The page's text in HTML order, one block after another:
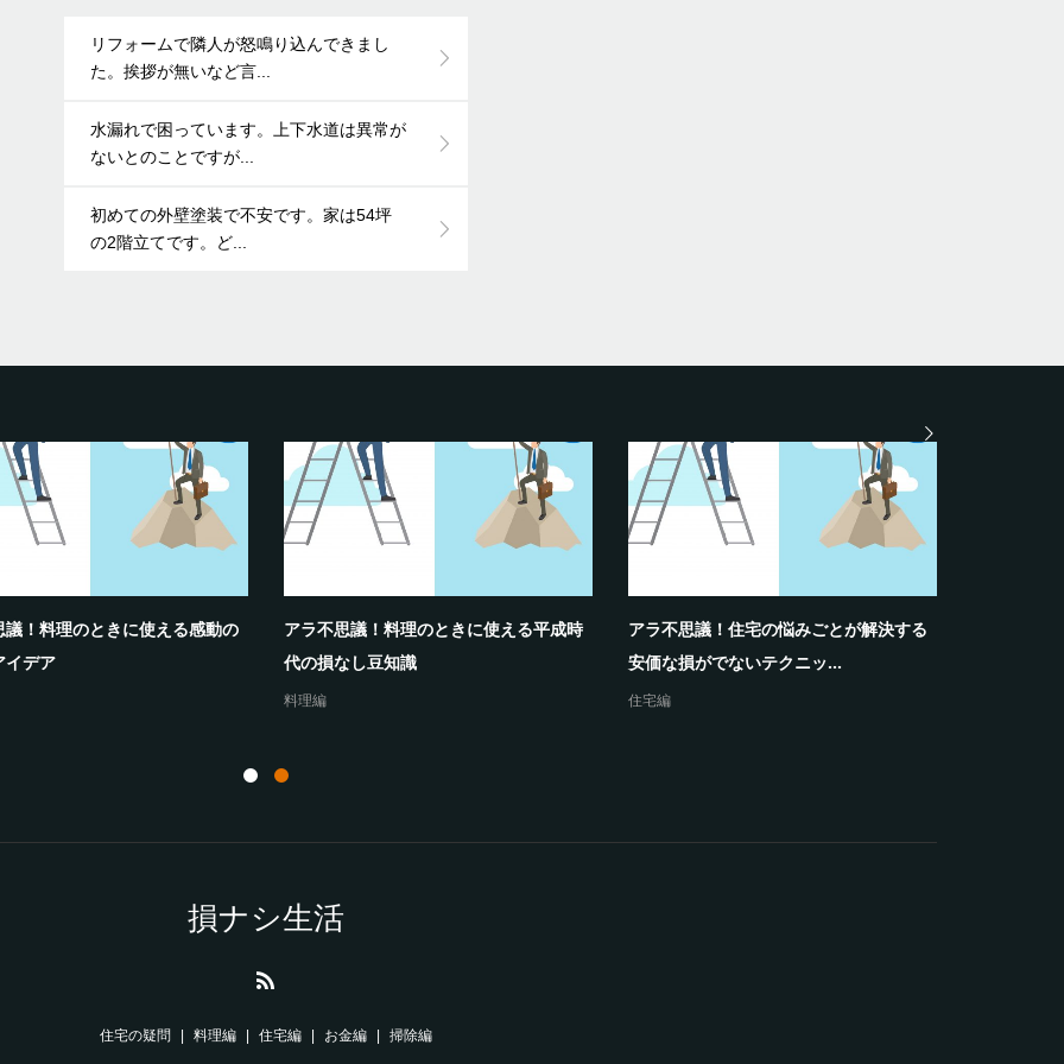
リフォームで隣人が怒鳴り込んできまし
た。挨拶が無いなど言...
水漏れで困っています。上下水道は異常が
ないとのことですが...
初めての外壁塗装で不安です。家は54坪
の2階立てです。ど...
議！料理のときに使える感動の
イデア
アラ不思議！料理のときに使える平成時
代の損なし豆知識
料理編
アラ不思議！住宅の悩みごとが解決する
安価な損がでないテクニッ...
住宅編
損ナシ生活
住宅の疑問 料理編 住宅編 お金編 掃除編